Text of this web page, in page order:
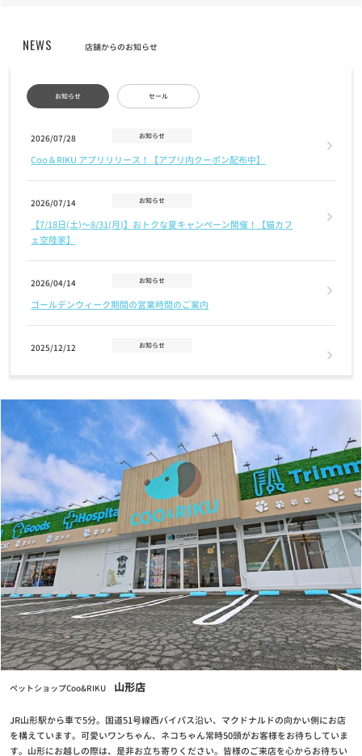
NEWS 店舗からのお知らせ
お知らせ セール
2026/07/28 お知らせ
Coo＆RIKU アプリリリース！【アプリ内クーポン配布中】
2026/07/14 お知らせ
【7/18日(土)〜8/31(月)】おトクな夏キャンペーン開催！【猫カフ
ェ空陸家】
2026/04/14 お知らせ
ゴールデンウィーク期間の営業時間のご案内
2025/12/12 お知らせ
2025/11/14
2026年クーリクカレンダー全国の店舗にて無料配布中！！
2025/11/03 お知らせ
【12/2(火)まで】クリスマスケーキ・おせちご予約受付中！
2025/07/17 お知らせ
7/24(木)営業時間変更のお知らせ
2025/07/01 お知らせ
7月1日(火) GRAND OPENING！奈良富雄南店
2024/11/12 お知らせ
【重要なお知らせ】クレジットカード情報最新化の再度のお願い
2024/04/25 お知らせ
ペットショップCoo&RIKU 山形店
JR山形駅から車で5分。国道51号線西バイパス沿い、マクドナルドの向かい側にお店
を構えています。可愛いワンちゃん、ネコちゃん常時50頭がお客様をお待ちしていま
す。山形にお越しの際は、是非お立ち寄りください。皆様のご来店を心からお待ちい